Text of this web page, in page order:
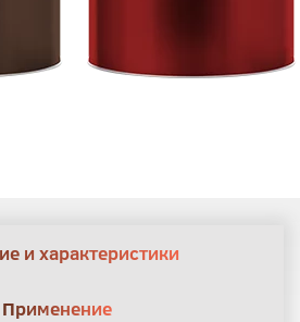
и характеристики
Применение